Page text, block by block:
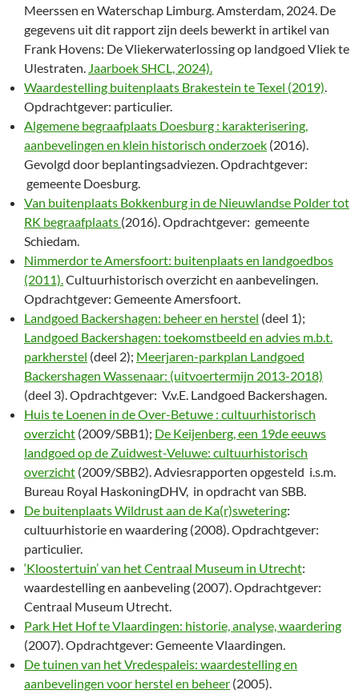
Meerssen en Waterschap Limburg. Amsterdam, 2024. De
gegevens uit dit rapport zijn deels bewerkt in artikel van
Frank Hovens: De Vliekerwaterlossing op landgoed Vliek te
Ulestraten. Jaarboek SHCL, 2024).
Waardestelling buitenplaats Brakestein te Texel (2019).
Opdrachtgever: particulier.
Algemene begraafplaats Doesburg : karakterisering,
aanbevelingen en klein historisch onderzoek (2016).
Gevolgd door beplantingsadviezen. Opdrachtgever:
gemeente Doesburg.
Van buitenplaats Bokkenburg in de Nieuwlandse Polder tot
RK begraafplaats (2016). Opdrachtgever: gemeente
Schiedam.
Nimmerdor te Amersfoort: buitenplaats en landgoedbos
(2011).Cultuurhistorisch overzicht en aanbevelingen.
Opdrachtgever: Gemeente Amersfoort.
Landgoed Backershagen: beheer en herstel (deel 1);
Landgoed Backershagen: toekomstbeeld en advies m.b.t.
parkherstel (deel 2); Meerjaren-parkplan Landgoed
Backershagen Wassenaar: (uitvoertermijn 2013-2018)
(deel 3). Opdrachtgever: V.v.E. Landgoed Backershagen.
Huis te Loenen in de Over-Betuwe : cultuurhistorisch
overzicht (2009/SBB1); De Keijenberg, een 19de eeuws
landgoed op de Zuidwest-Veluwe: cultuurhistorisch
overzicht (2009/SBB2). Adviesrapporten opgesteld i.s.m.
Bureau Royal HaskoningDHV, in opdracht van SBB.
De buitenplaats Wildrust aan de Ka(r)swetering:
cultuurhistorie en waardering (2008). Opdrachtgever:
particulier.
‘Kloostertuin’ van het Centraal Museum in Utrecht:
waardestelling en aanbeveling (2007). Opdrachtgever:
Centraal Museum Utrecht.
Park Het Hof te Vlaardingen: historie, analyse, waardering
(2007). Opdrachtgever: Gemeente Vlaardingen.
De tuinen van het Vredespaleis: waardestelling en
aanbevelingen voor herstel en beheer (2005).